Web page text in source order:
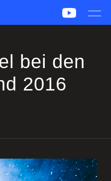
PUBG Report
bei den
2016